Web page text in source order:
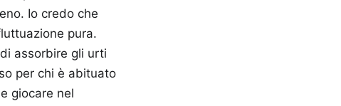
Io credo che
pura.
assorbire gli urti
per chi è abituato
giocare nel